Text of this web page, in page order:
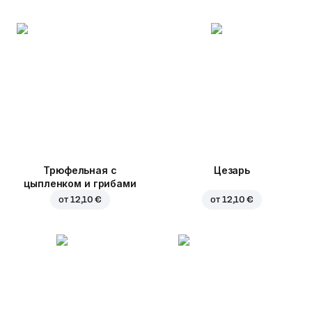
Трюфельная с
цыпленком и грибами
от 12,10 €
Цезарь
от 12,10 €